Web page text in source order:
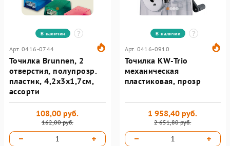
В наличии
Арт. 0416-0744
Точилка Brunnen, 2
отверстия, полупрозр.
пластик, 4,2х3х1,7см,
ассорти
162,00 руб.
108,00 руб.
В наличии
Арт. 0416-0910
Точилка KW-Trio
механическая
пластиковая, прозр
2 651,80 руб.
1 958,40 руб.